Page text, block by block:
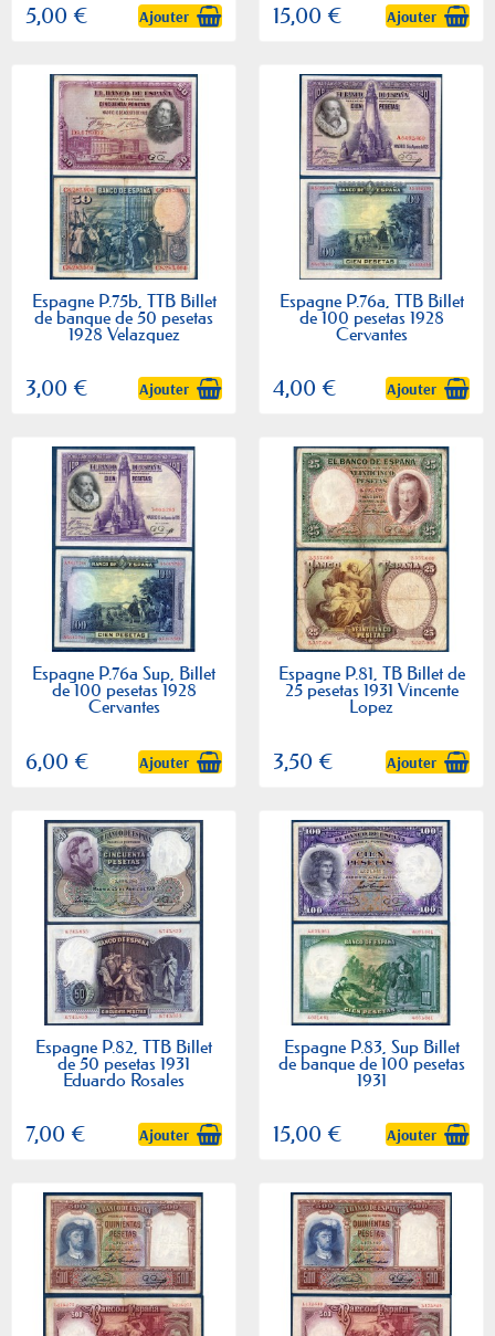
5,00 € Ajouter 15,00 € Ajouter
Espagne P.75b, TTB Billet
de banque de 50 pesetas
1928 Velazquez
3,00 € Ajouter
Espagne P.76a, TTB Billet
de 100 pesetas 1928
Cervantes
4,00 € Ajouter
Espagne P.76a Sup, Billet
de 100 pesetas 1928
Cervantes
6,00 € Ajouter
Espagne P.81, TB Billet de
25 pesetas 1931 Vincente
Lopez
3,50 € Ajouter
Espagne P.82, TTB Billet
de 50 pesetas 1931
Eduardo Rosales
7,00 € Ajouter
Espagne P.83, Sup Billet
de banque de 100 pesetas
1931
15,00 € Ajouter